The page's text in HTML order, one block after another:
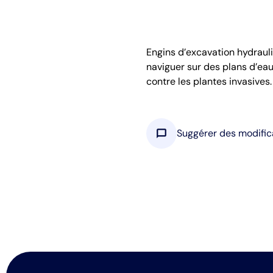
Engins d’excavation
naviguer sur des plans
contre les plantes invasives.
chat_bubble Suggérer des